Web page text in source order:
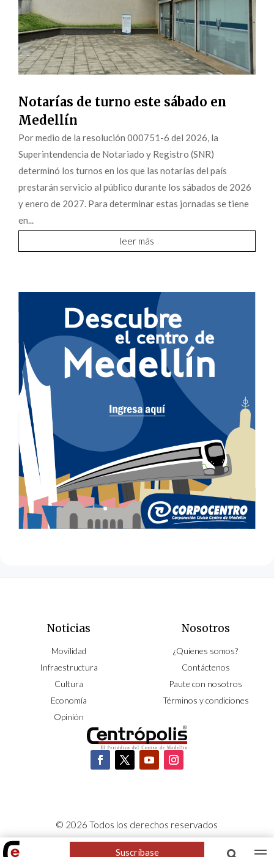
Notarías de turno este sábado en
Medellín
Por medio de la resolución 000751-6 del 2026, la
Superintendencia de Notariado y Registro (SNR)
determinó los turnos en los que las notarías del país
prestarán servicio al público durante los sábados de 2026
y enero de 2027. Para determinar estas jornadas se tiene
en...
leer más
Noticias
Movilidad
Infraestructura
Cultura
Economía
Opinión
Nosotros
¿Quíenes somos?
Contáctenos
Paute con nosotros
Términos y condiciones
© 2026 Todos los derechos reservados
CORPOCENTRO | Hecho con pasión porNeoCiclo
Suscríbase
